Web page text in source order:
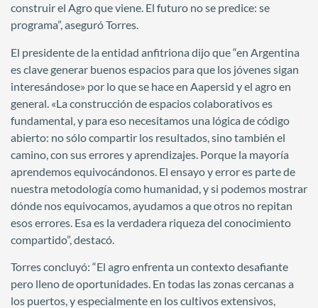
construir el Agro que viene. El futuro no se predice: se
programa”, aseguró Torres.
El presidente de la entidad anfitriona dijo que “en Argentina
es clave generar buenos espacios para que los jóvenes sigan
interesándose» por lo que se hace en Aapersid y el agro en
general. «La construcción de espacios colaborativos es
fundamental, y para eso necesitamos una lógica de código
abierto: no sólo compartir los resultados, sino también el
camino, con sus errores y aprendizajes. Porque la mayoría
aprendemos equivocándonos. El ensayo y error es parte de
nuestra metodología como humanidad, y si podemos mostrar
dónde nos equivocamos, ayudamos a que otros no repitan
esos errores. Esa es la verdadera riqueza del conocimiento
compartido”, destacó.
Torres concluyó: “El agro enfrenta un contexto desafiante
pero lleno de oportunidades. En todas las zonas cercanas a
los puertos, y especialmente en los cultivos extensivos,